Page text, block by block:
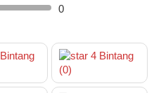
0
Bintang
4 Bintang
(0)